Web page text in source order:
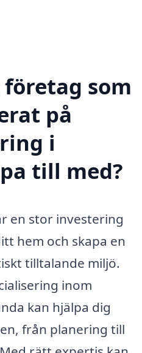
som
på
i
till med?
en stor investering
hem och skapa en
tilltalande miljö.
inom
kan hjälpa dig
från planering till